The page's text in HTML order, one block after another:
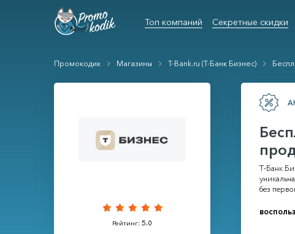
Топ компаний Секретные скидки
Промокодик Магазины T-Bank.ru (Т-Банк Бизнес)
Рейтинг: 5.0
Т-Банк
без